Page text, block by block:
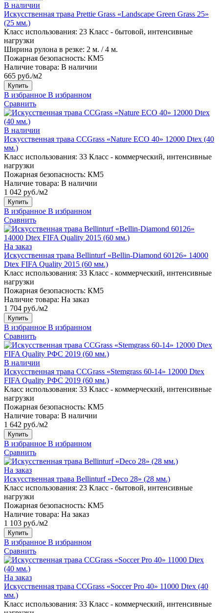
В наличии
Искусственная трава Prettie Grass «Landscape Green Grass 25»
(25 мм.)
Класс использования: 23 Класс - бытовой, интенсивные
нагрузки
Ширина рулона в резке: 2 м. / 4 м.
Пожарная безопасность: КМ5
Наличие товара: В наличии
665 руб./м2
Купить
В избранное В избранном
Сравнить
В наличии
Искусственная трава CCGrass «Nature ECO 40» 12000 Dtex (40
мм.)
Класс использования: 33 Класс - коммерческий, интенсивные
нагрузки
Пожарная безопасность: КМ5
Наличие товара: В наличии
1 042 руб./м2
Купить
В избранное В избранном
Сравнить
На заказ
Искусственная трава Bellinturf «Bellin-Diamond 60126» 14000
Dtex FIFA Quality 2015 (60 мм.)
Класс использования: 33 Класс - коммерческий, интенсивные
нагрузки
Пожарная безопасность: КМ5
Наличие товара: На заказ
1 704 руб./м2
Купить
В избранное В избранном
Сравнить
В наличии
Искусственная трава CCGrass «Stemgrass 60-14» 12000 Dtex
FIFA Quality РФС 2019 (60 мм.)
Класс использования: 33 Класс - коммерческий, интенсивные
нагрузки
Пожарная безопасность: КМ5
Наличие товара: В наличии
1 642 руб./м2
Купить
В избранное В избранном
Сравнить
На заказ
Искусственная трава Bellinturf «Deco 28» (28 мм.)
Класс использования: 23 Класс - бытовой, интенсивные
нагрузки
Пожарная безопасность: КМ5
Наличие товара: На заказ
1 103 руб./м2
Купить
В избранное В избранном
Сравнить
На заказ
Искусственная трава CCGrass «Soccer Pro 40» 11000 Dtex (40
мм.)
Класс использования: 33 Класс - коммерческий, интенсивные